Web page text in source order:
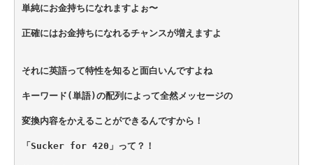
単純にお金持ちになれますよぉ〜
正確にはお金持ちになれるチャンスが増えますよ
それに英語って特性を知ると面白いんですよね
キーワード(単語)の配列によって全然メッセージの
変換内容をかえることができるんですから！
「Sucker for 420」って？！